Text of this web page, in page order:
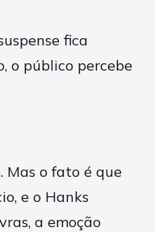
fica
o público percebe
Mas o fato é que
e o Hanks
a emoção